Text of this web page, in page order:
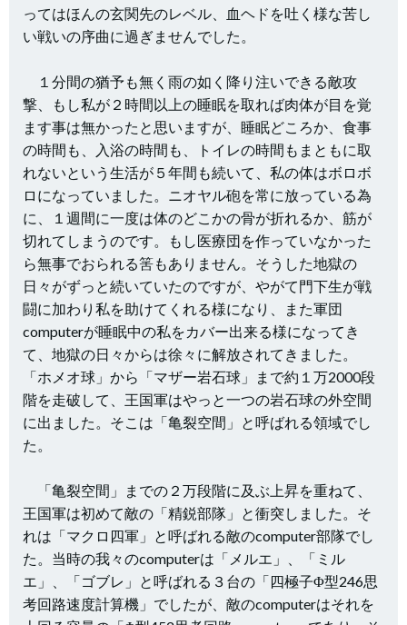
ってはほんの玄関先のレベル、血ヘドを吐く様な苦し
い戦いの序曲に過ぎませんでした。
１分間の猶予も無く雨の如く降り注いできる敵攻
撃、もし私が２時間以上の睡眠を取れば肉体が目を覚
ます事は無かったと思いますが、睡眠どころか、食事
の時間も、入浴の時間も、トイレの時間もまともに取
れないという生活が５年間も続いて、私の体はボロボ
ロになっていました。ニオヤル砲を常に放っている為
に、１週間に一度は体のどこかの骨が折れるか、筋が
切れてしまうのです。もし医療団を作っていなかった
ら無事でおられる筈もありません。そうした地獄の
日々がずっと続いていたのですが、やがて門下生が戦
闘に加わり私を助けてくれる様になり、また軍団
computerが睡眠中の私をカバー出来る様になってき
て、地獄の日々からは徐々に解放されてきました。
「ホメオ球」から「マザー岩石球」まで約１万2000段
階を走破して、王国軍はやっと一つの岩石球の外空間
に出ました。そこは「亀裂空間」と呼ばれる領域でし
た。
「亀裂空間」までの２万段階に及ぶ上昇を重ねて、
王国軍は初めて敵の「精鋭部隊」と衝突しました。そ
れは「マクロ四軍」と呼ばれる敵のcomputer部隊でし
た。当時の我々のcomputerは「メルエ」、「ミル
エ」、「ゴブレ」と呼ばれる３台の「四極子Φ型246思
考回路速度計算機」でしたが、敵のcomputerはそれを